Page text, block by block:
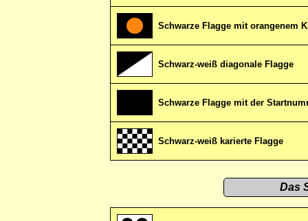
Schwarze Flagge mit orangenem
Schwarz-weiß diagonale Flagge
Schwarze Flagge mit der
Schwarz-weiß karierte Flagge
Das